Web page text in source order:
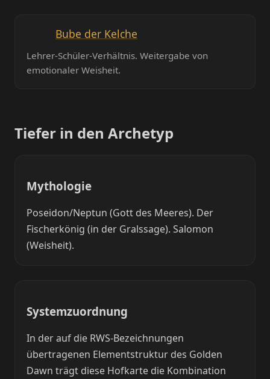
Bube der Kelche
Lehrer-Schüler-Verhältnis. Weitergabe von
emotionaler Weisheit.
Tiefer in den Archetyp
Mythologie
Poseidon/Neptun (Gott des Meeres). Der
Fischerkönig (in der Gralssage). Salomon
(Weisheit).
Systemzuordnung
In der auf die RWS-Bezeichnungen
übertragenen Elementstruktur des Golden
Dawn trägt diese Hofkarte die Kombination